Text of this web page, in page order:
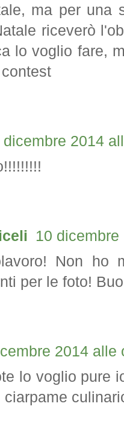
ma per una
riceverò
lo voglio fare,
dicembre 2014
10
Non ho
per le foto!
2014 alle
lo voglio pure
ciarpame